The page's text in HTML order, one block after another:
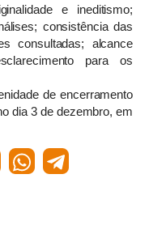
e ineditismo;
consistência das
consultadas; alcance
para os
de encerramento
dia 3 de dezembro, em